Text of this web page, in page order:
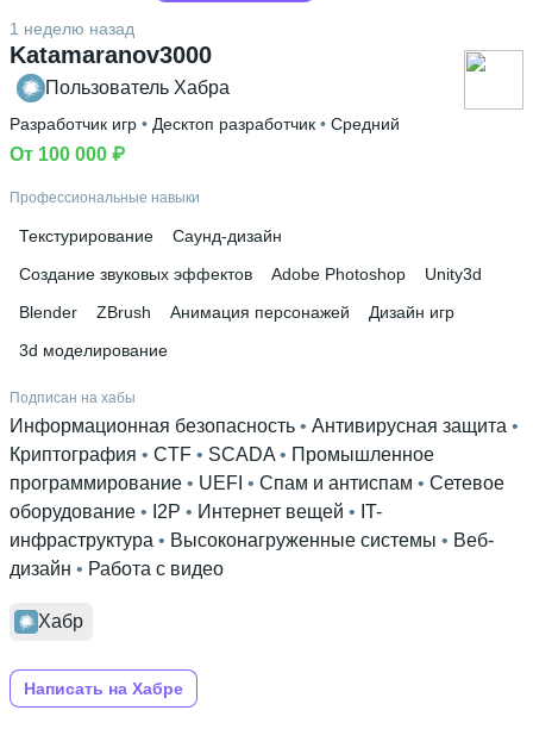
Katamaranov3000
1 неделю назад
Пользователь Хабра
Разработчик игр • Десктоп разработчик • Средний
От 100 000 ₽
Профессиональные навыки
Текстурирование
Саунд-дизайн
Создание звуковых эффектов
Adobe Photoshop
Unity3d
Blender
ZBrush Анимация персонажей
Дизайн игр
3d моделирование
Подписан на хабы
Информационная безопасность • Антивирусная защита
Криптография • CTF • SCADA • Промышленное
программирование • UEFI • Спам и антиспам • Сетевое
оборудование • I2P • Интернет вещей • IT-
инфраструктура • Высоконагруженные системы • Веб-
дизайн • Работа с видео
Хабр
Написать на Хабре